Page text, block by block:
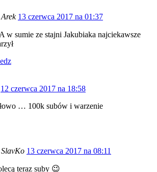
Arek 13 czerwca 2017 na 01:37
w sumie ze stajni Jakubiaka najciekawsze
12 czerwca 2017 na 18:58
… 100k subów i warzenie
SlavKo 13 czerwca 2017 na 08:11
teraz suby 😉